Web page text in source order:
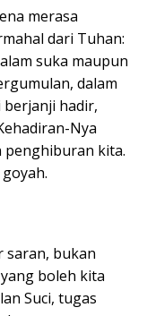
merasa
dari Tuhan:
suka maupun
dalam
berjanji hadir,
Nya
penghiburan kita.
saran, bukan
boleh kita
Suci, tugas